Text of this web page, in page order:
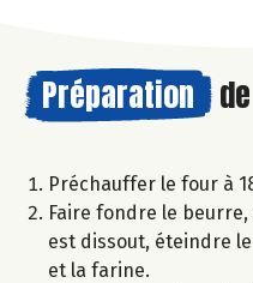
Préparation
Préchauffer le four à
Faire fondre le
est dissout, éteindre
et la farine.